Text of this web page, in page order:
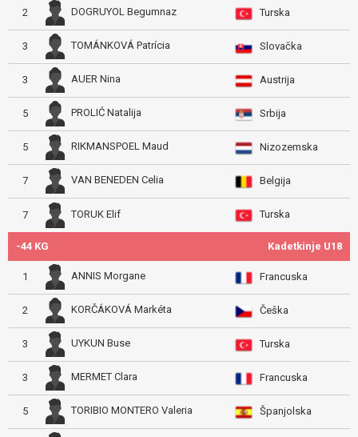
2 DOGRUYOL Begumnaz Turska
3 TOMÁNKOVÁ Patrícia Slovačka
3 AUER Nina Austrija
5 PROLIĆ Natalija Srbija
5 RIKMANSPOEL Maud Nizozemska
7 VAN BENEDEN Celia Belgija
7 TORUK Elif Turska
-44 KG Kadetkinje U18
1 ANNIS Morgane Francuska
2 KORČÁKOVÁ Markéta Češka
3 UYKUN Buse Turska
3 MERMET Clara Francuska
5 TORIBIO MONTERO Valeria Španjolska